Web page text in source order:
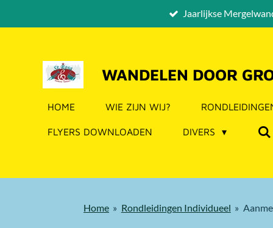
direct
hoofdinhoud
Jaarlijkse
WANDELEN DOOR
HOME WIE ZIJN WIJ?
FLYERS DOWNLOADEN DIVERS
Home » Rondleidingen Individueel »